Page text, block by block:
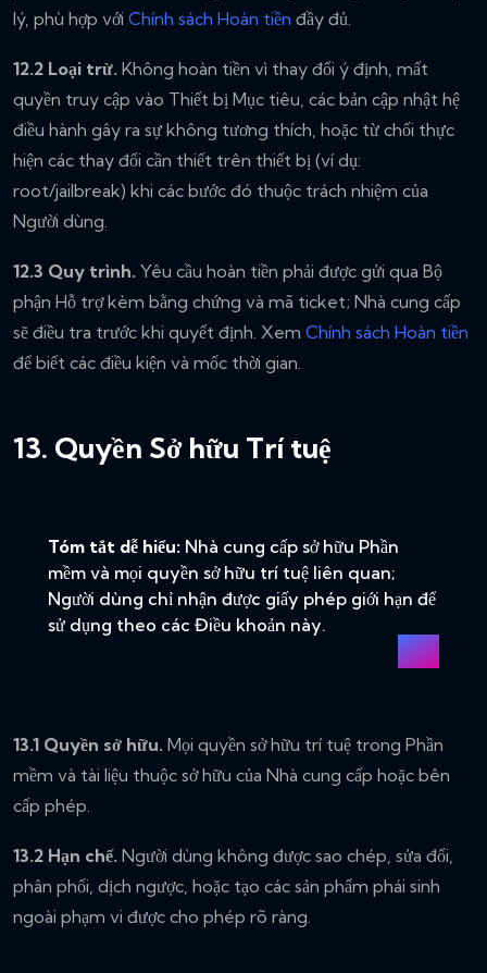
lý, phù hợp với Chính sách Hoàn tiền đầy đủ.
12.2 Loại trừ. Không hoàn tiền vì thay đổi ý định, mất
quyền truy cập vào Thiết bị Mục tiêu, các bản cập nhật hệ
điều hành gây ra sự không tương thích, hoặc từ chối thực
hiện các thay đổi cần thiết trên thiết bị (ví dụ:
root/jailbreak) khi các bước đó thuộc trách nhiệm của
Người dùng.
12.3 Quy trình. Yêu cầu hoàn tiền phải được gửi qua Bộ
phận Hỗ trợ kèm bằng chứng và mã ticket; Nhà cung cấp
sẽ điều tra trước khi quyết định. Xem Chính sách Hoàn tiền
để biết các điều kiện và mốc thời gian.
13. Quyền Sở hữu Trí tuệ
Tóm tắt dễ hiểu: Nhà cung cấp sở hữu Phần
mềm và mọi quyền sở hữu trí tuệ liên quan;
Người dùng chỉ nhận được giấy phép giới hạn để
sử dụng theo các Điều khoản này.
13.1 Quyền sở hữu. Mọi quyền sở hữu trí tuệ trong Phần
mềm và tài liệu thuộc sở hữu của Nhà cung cấp hoặc bên
cấp phép.
13.2 Hạn chế. Người dùng không được sao chép, sửa đổi,
phân phối, dịch ngược, hoặc tạo các sản phẩm phái sinh
ngoài phạm vi được cho phép rõ ràng.